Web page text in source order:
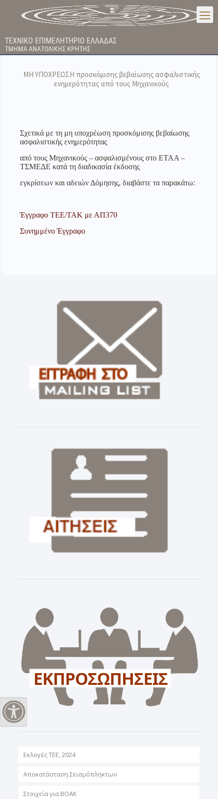
Εναλλαγή Υψηλής Αντίθεσης
ΤΕΧΝΙΚΟ ΕΠΙΜΕΛΗΤΗΡΙΟ ΕΛΛΑΔΑΣ
ΤΜΗΜΑ ΑΝΑΤΟΛΙΚΗΣ ΚΡΗΤΗΣ
ΜΗ ΥΠΟΧΡΕΩΣΗ προσκόμισης βεβαίωσης ασφαλιστικής
ενημερότητας από τους Μηχανικούς
Σχετικά με τη μη υποχρέωση προσκόμισης βεβαίωσης
ασφαλιστικής ενημερότητας
από τους Μηχανικούς – ασφαλισμένους στο ΕΤΑΑ –
ΤΣΜΕ∆Ε κατά τη διαδικασία έκδοσης
εγκρίσεων και αδειών ∆όμησης, διαβάστε τα παρακάτω:
Έγγραφο ΤΕΕ/ΤΑΚ με ΑΠ370
Συνημμένο Έγγραφο
Εκλογές ΤΕΕ, 2024
Αποκατάσταση Σεισμόπληκτων
Στοιχεία για ΒΟΑΚ